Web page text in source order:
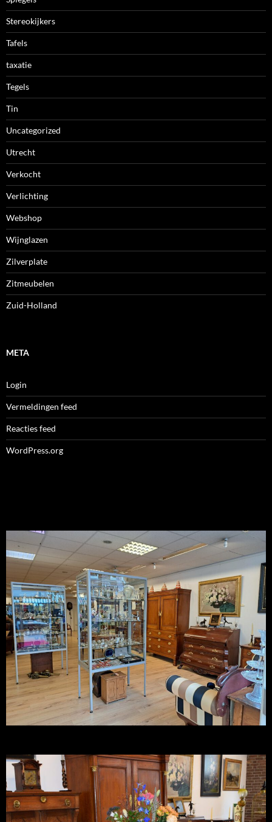
Stereokijkers
Tafels
taxatie
Tegels
Tin
Uncategorized
Utrecht
Verkocht
Verlichting
Webshop
Wijnglazen
Zilverplate
Zitmeubelen
Zuid-Holland
META
Login
Vermeldingen feed
Reacties feed
WordPress.org